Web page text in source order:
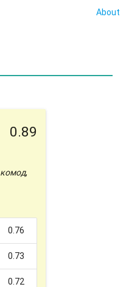
About
0.89
комод,
0.76
0.73
0.72